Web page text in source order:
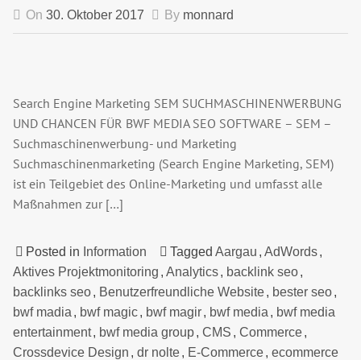
On 30. Oktober 2017 By monnard
Search Engine Marketing SEM SUCHMASCHINENWERBUNG
UND CHANCEN FÜR BWF MEDIA SEO SOFTWARE – SEM –
Suchmaschinenwerbung- und Marketing
Suchmaschinenmarketing (Search Engine Marketing, SEM)
ist ein Teilgebiet des Online-Marketing und umfasst alle
Maßnahmen zur […]
Posted in Information Tagged Aargau , AdWords,
Aktives Projektmonitoring , Analytics, backlink seo,
backlinks seo, Benutzerfreundliche Website, bester seo,
bwf madia , bwf magic, bwf magir, bwf media , bwf media
entertainment, bwf media group, CMS , Commerce,
Crossdevice Design , dr nolte, E-Commerce, ecommerce